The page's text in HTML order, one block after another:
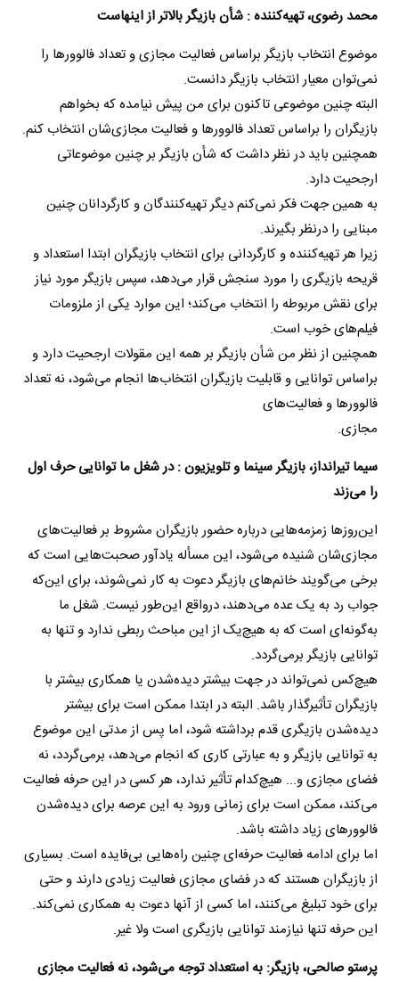
محمد رضوی، تهیه‌کننده : شأن بازیگر بالاتر از اینهاست
موضوع انتخاب بازیگر براساس فعالیت مجازی و تعداد فالوور‌ها را
نمی‌توان معیار انتخاب بازیگر دانست.
البته چنین موضوعی تاکنون برای من پیش نیامده که بخواهم
بازیگران را براساس تعداد فالوور‌ها و فعالیت مجازی‌شان انتخاب کنم.
همچنین باید در نظر داشت که شأن بازیگر بر چنین موضوعاتی
ارجحیت دارد.
به همین جهت فکر نمی‌کنم دیگر تهیه‌کنندگان و کارگردانان چنین
مبنایی را درنظر بگیرند.
زیرا هر تهیه‌کننده و کارگردانی برای انتخاب بازیگران ابتدا استعداد و
قریحه بازیگری را مورد سنجش قرار می‌دهد، سپس بازیگر مورد نیاز
برای نقش مربوطه را انتخاب می‌کند؛ این موارد یکی از ملزومات
فیلم‌های خوب است.
همچنین از نظر من شأن بازیگر بر همه این مقولات ارجحیت دارد و
براساس توانایی و قابلیت بازیگران انتخاب‌ها انجام می‌شود، نه تعداد
فالوور‌ها و فعالیت‌های
مجازی.
سیما تیرانداز، بازیگر سینما و تلویزیون : در شغل ما توانایی حرف اول
را می‌زند
این‌روزها زمزمه‌هایی درباره حضور بازیگران مشروط بر فعالیت‌های
مجازی‌شان شنیده می‌شود، این مسأله یادآور صحبت‌هایی است که
برخی می‌گویند خانم‌های بازیگر دعوت به کار نمی‌شوند، برای این‌که
جواب رد به یک عده می‌دهند، درواقع این‌طور نیست. شغل ما
به‌گونه‌ای است که به هیچ‌یک از این مباحث ربطی ندارد و تنها به
توانایی بازیگر برمی‌گردد.
هیچ‌کس نمی‌تواند در جهت بیشتر دیده‌شدن یا همکاری بیشتر با
بازیگران تأثیرگذار باشد. البته در ابتدا ممکن است برای بیشتر
دیده‌شدن بازیگری قدم برداشته شود، اما پس از مدتی این موضوع
به توانایی بازیگر و به عبارتی کاری که انجام می‌دهد، برمی‌گردد، نه
فضای مجازی و... هیچ‌کدام تأثیر ندارد، هر کسی در این حرفه فعالیت
می‌کند، ممکن است برای زمانی ورود به این عرصه برای دیده‌شدن
فالوور‌های زیاد داشته باشد.
اما برای ادامه فعالیت حرفه‌ای چنین راه‌هایی بی‌فایده است. بسیاری
از بازیگران هستند که در فضای مجازی فعالیت زیادی دارند و حتی
برای خود تبلیغ می‌کنند، اما کسی از آنها دعوت به همکاری نمی‌کند.
این حرفه تنها نیازمند توانایی بازیگری است ولا غیر.
پرستو صالحی، بازیگر: به استعداد توجه می‌شود، نه فعالیت مجازی